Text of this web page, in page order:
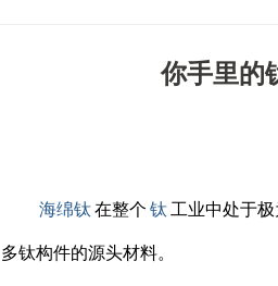
你手里的
海绵钛在整个 钛 工业中处于
多钛构件的源头材料。